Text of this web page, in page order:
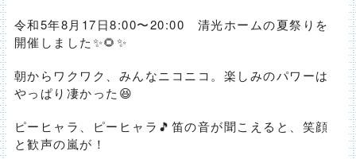
令和5年8月17日8:00〜20:00 清光ホームの夏祭りを
開催しました✨🌻✨
朝からワクワク、みんなニコニコ。楽しみのパワーは
やっぱり凄かった😆
ピーヒャラ、ピーヒャラ🎵笛の音が聞こえると、笑顔
と歓声の嵐が！